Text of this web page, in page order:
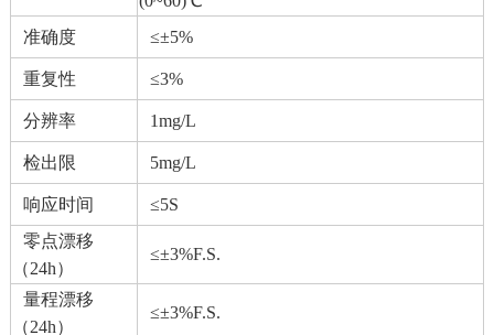
准确度
≤±5%
重复性 ≤3%
分辨率 1mg/L
检出限 5mg/L
响应时间
≤5S
零点漂移
（24h）
≤±3%F.S.
量程漂移
（24h）
≤±3%F.S.